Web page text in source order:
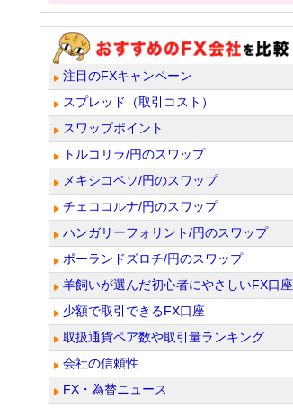
注目のFXキャンペーン
スプレッド（取引コスト）
スワップポイント
トルコリラ/円のスワップ
メキシコペソ/円のスワップ
チェココルナ/円のスワップ
ハンガリーフォリント/円のスワップ
ポーランドズロチ/円のスワップ
羊飼いが選んだ初心者にやさしいFX口座
少額で取引できるFX口座
取扱通貨ペア数や取引量ランキング
会社の信頼性
FX・為替ニュース